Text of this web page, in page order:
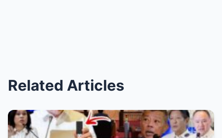
Related Articles